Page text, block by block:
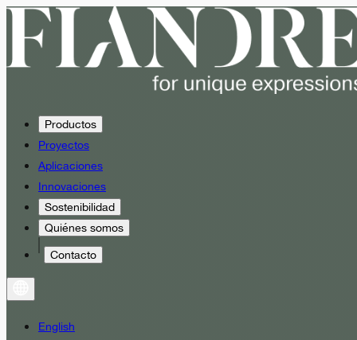
Productos
Proyectos
Aplicaciones
Innovaciones
Sostenibilidad
Quiénes somos
Contacto
English